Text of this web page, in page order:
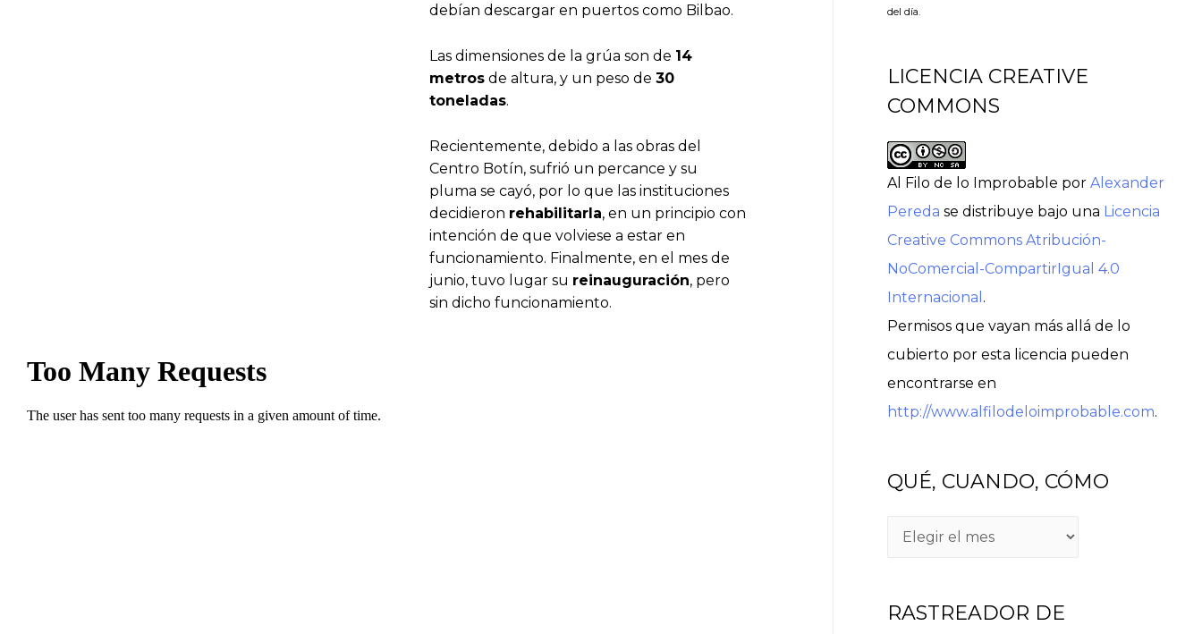
debían descargar en puertos como Bilbao.
Las dimensiones de la grúa son de 14
metros de altura, y un peso de30
toneladas.
Recientemente, debido a las obras del
Centro Botín, sufrió un percance y su
pluma se cayó, por lo que las instituciones
decidieron rehabilitarla, en un principio con
intención de que volviese a estar en
funcionamiento. Finalmente, en el mes de
junio, tuvo lugar su reinauguración, pero
sin dicho funcionamiento.
del día.
LICENCIA CREATIVE
COMMONS
Al Filo de lo Improbable por Alexander
Pereda se distribuye bajo una Licencia
Creative Commons Atribución-
NoComercial-CompartirIgual 4.0
Internacional .
Permisos que vayan más allá de lo
cubierto por esta licencia pueden
encontrarse en
http://www.alfilodeloimprobable.com.
QUÉ, CUANDO, CÓMO
RASTREADOR DE